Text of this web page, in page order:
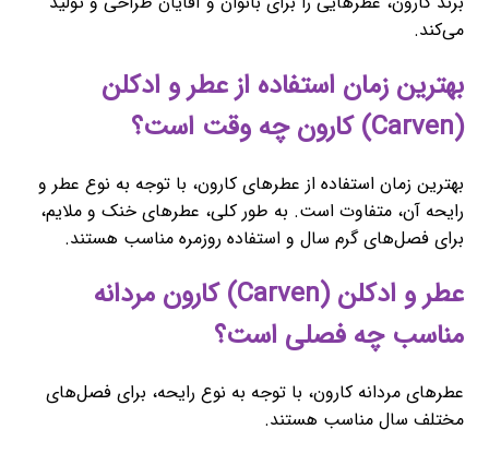
می‌کند.
بهترین زمان استفاده از عطر و ادکلن
(Carven) کارون چه وقت است؟
بهترین زمان استفاده از عطرهای کارون، با توجه به نوع عطر و
رایحه آن، متفاوت است. به طور کلی، عطرهای خنک و ملایم،
برای فصل‌های گرم سال و استفاده روزمره مناسب هستند.
عطر و ادکلن (Carven) کارون مردانه
مناسب چه فصلی است؟
عطرهای مردانه کارون، با توجه به نوع رایحه، برای فصل‌های
مختلف سال مناسب هستند.